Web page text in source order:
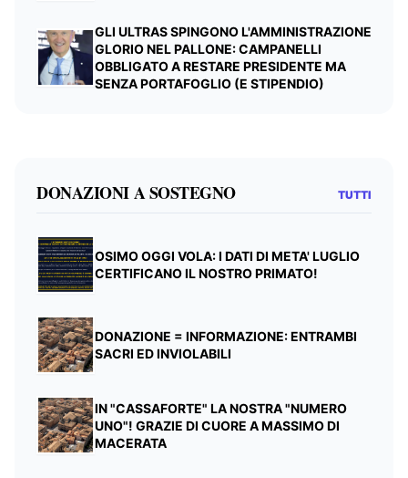
GLI ULTRAS SPINGONO L'AMMINISTRAZIONE
GLORIO NEL PALLONE: CAMPANELLI
OBBLIGATO A RESTARE PRESIDENTE MA
SENZA PORTAFOGLIO (E STIPENDIO)
DONAZIONI A SOSTEGNO TUTTI
OSIMO OGGI VOLA: I DATI DI META' LUGLIO
CERTIFICANO IL NOSTRO PRIMATO!
DONAZIONE = INFORMAZIONE: ENTRAMBI
SACRI ED INVIOLABILI
IN "CASSAFORTE" LA NOSTRA "NUMERO
UNO"! GRAZIE DI CUORE A MASSIMO DI
MACERATA